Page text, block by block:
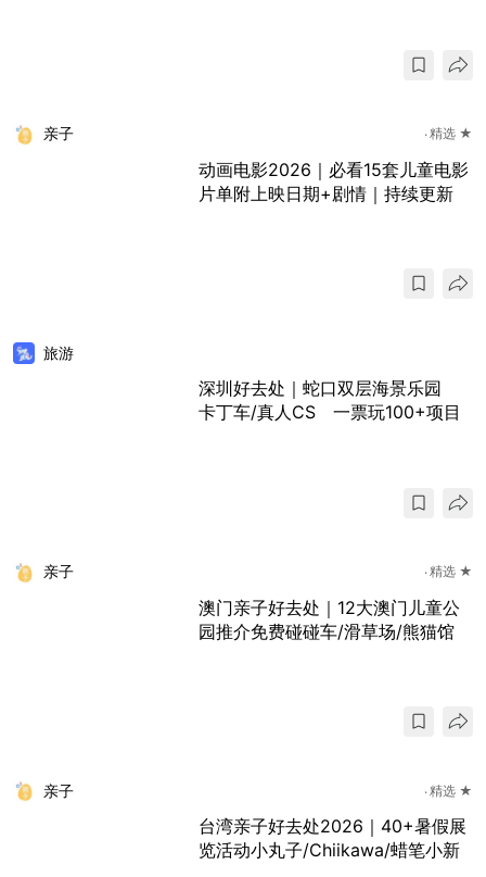
亲子 精选 ★
动画电影2026｜必看15套儿童电影
片单附上映日期+剧情｜持续更新
旅游
深圳好去处｜蛇口双层海景乐园
卡丁车/真人CS 一票玩100+项目
亲子 精选 ★
澳门亲子好去处｜12大澳门儿童公
园推介免费碰碰车/滑草场/熊猫馆
亲子 精选 ★
台湾亲子好去处2026｜40+暑假展
览活动小丸子/Chiikawa/蜡笔小新